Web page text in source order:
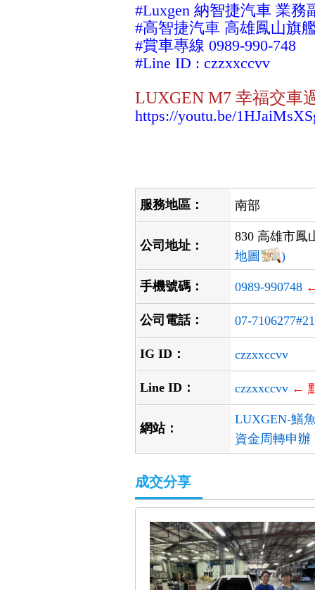
#Luxgen 納智捷汽車 業務
#高智捷汽車 高雄鳳山旗
#賞車專線 0989-990-748
#Line ID : czzxxccvv
LUXGEN M7 幸福交車
https://youtu.be/
服務地區： 南部
公司地址：
830 高雄市鳳
地圖
)
手機號碼： 0989-990748
公司電話： 07-
IG ID： czzxxccvv
Line ID： czzxxccvv ←
網站：
LUXGEN-鱔
資金周轉申辦
成交分享